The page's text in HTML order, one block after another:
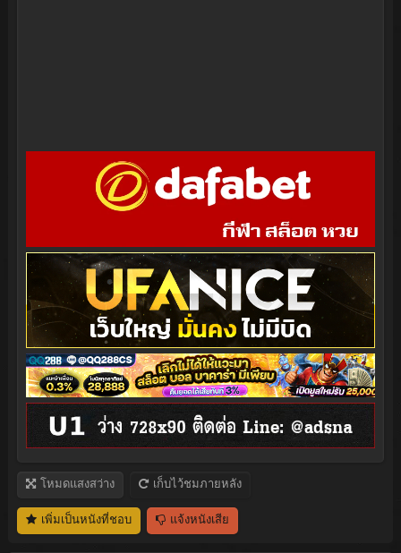
โหมดแสงสว่าง เก็บไว้ชมภายหลัง
เพิ่มเป็นหนังที่ชอบ แจ้งหนังเสีย